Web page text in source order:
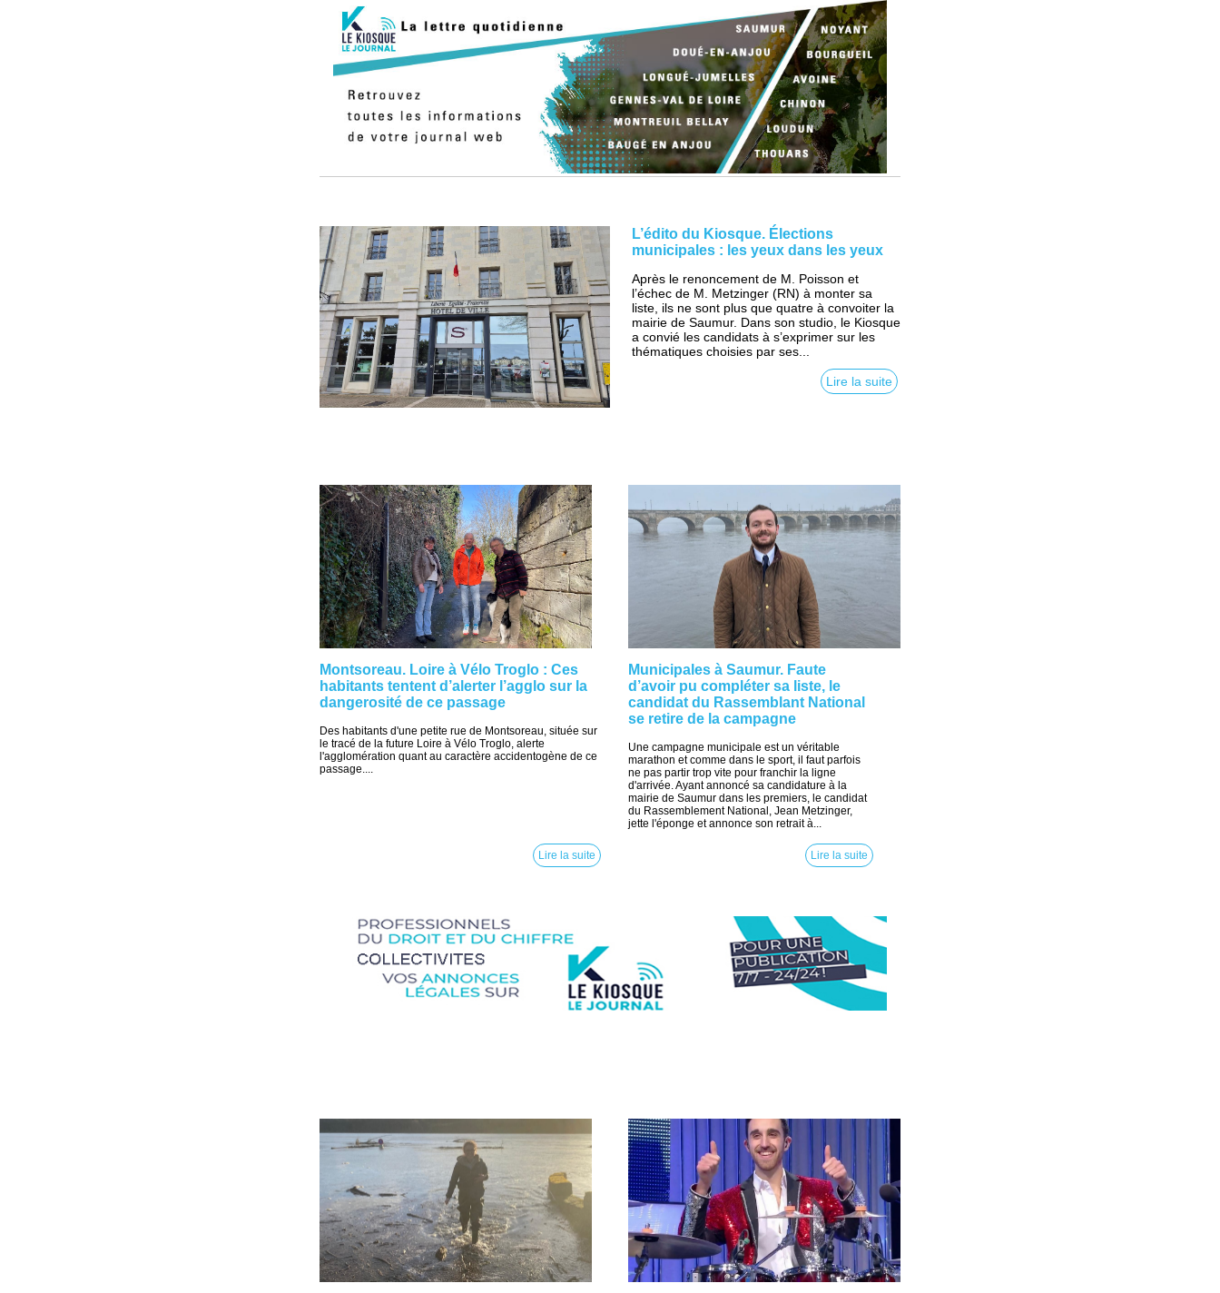
L’édito du Kiosque. Élections
municipales : les yeux dans les yeux
Après le renoncement de M. Poisson et
l’échec de M. Metzinger (RN) à monter sa
liste, ils ne sont plus que quatre à convoiter la
mairie de Saumur. Dans son studio, le Kiosque
a convié les candidats à s’exprimer sur les
thématiques choisies par ses...
Lire la suite
Montsoreau. Loire à Vélo Troglo : Ces
habitants tentent d’alerter l’agglo sur la
dangerosité de ce passage
Des habitants d'une petite rue de Montsoreau, située sur
le tracé de la future Loire à Vélo Troglo, alerte
l'agglomération quant au caractère accidentogène de ce
passage....
Lire la suite
Municipales à Saumur. Faute
d’avoir pu compléter sa liste, le
candidat du Rassemblant National
se retire de la campagne
Une campagne municipale est un véritable
marathon et comme dans le sport, il faut parfois
ne pas partir trop vite pour franchir la ligne
d'arrivée. Ayant annoncé sa candidature à la
mairie de Saumur dans les premiers, le candidat
du Rassemblement National, Jean Metzinger,
jette l'éponge et annonce son retrait à...
Lire la suite